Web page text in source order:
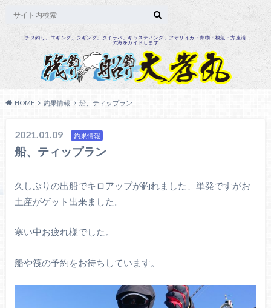
チヌ釣り、エギング、ジギング、タイラバ、キャスティング、アオリイカ・青物・根魚・方座浦
の海をガイドします
HOME 釣果情報 船、ティップラン
2021.01.09 釣果情報
船、ティップラン
久しぶりの出船でキロアップが釣れました、単発ですがお
土産がゲット出来ました。
寒い中お疲れ様でした。
船や筏の予約をお待ちしています。